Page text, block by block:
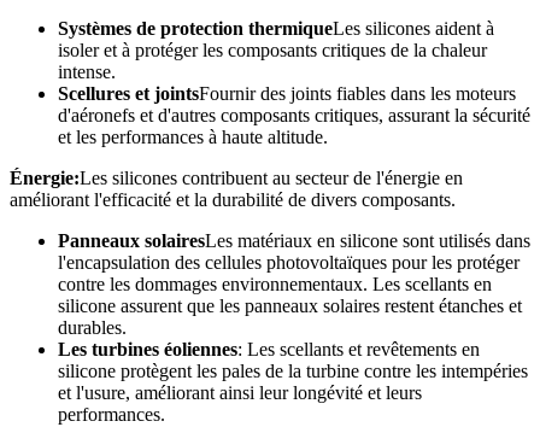
Systèmes de protection thermiqueLes silicones aident à
isoler et à protéger les composants critiques de la chaleur
intense.
Scellures et jointsFournir des joints fiables dans les moteurs
d'aéronefs et d'autres composants critiques, assurant la sécurité
et les performances à haute altitude.
Énergie:Les silicones contribuent au secteur de l'énergie en
améliorant l'efficacité et la durabilité de divers composants.
Panneaux solairesLes matériaux en silicone sont utilisés dans
l'encapsulation des cellules photovoltaïques pour les protéger
contre les dommages environnementaux. Les scellants en
silicone assurent que les panneaux solaires restent étanches et
durables.
Les turbines éoliennes: Les scellants et revêtements en
silicone protègent les pales de la turbine contre les intempéries
et l'usure, améliorant ainsi leur longévité et leurs
performances.